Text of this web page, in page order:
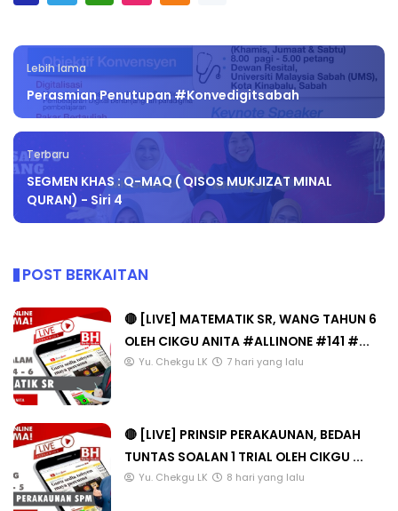
Lebih lama
Perasmian Penutupan #Konvedigitsabah
Terbaru
SEGMEN KHAS : Q-MAQ ( QISOS MUKJIZAT MINAL
QURAN) - Siri 4
POST BERKAITAN
🔴 [LIVE] MATEMATIK SR, WANG TAHUN 6
OLEH CIKGU ANITA #ALLINONE #141 #...
Yu. Chekgu LK 7 hari yang lalu
🔴 [LIVE] PRINSIP PERAKAUNAN, BEDAH
TUNTAS SOALAN 1 TRIAL OLEH CIKGU ...
Yu. Chekgu LK 8 hari yang lalu